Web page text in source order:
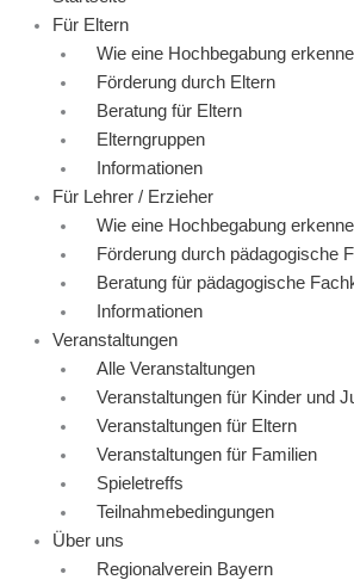
Für Eltern
Wie eine Hochbegabung
Förderung durch Eltern
Beratung für Eltern
Elterngruppen
Informationen
Für Lehrer / Erzieher
Wie eine Hochbegabung
Förderung durch pädagogische
Beratung für pädagogische
Informationen
Veranstaltungen
Alle Veranstaltungen
Veranstaltungen für Kinder und
Veranstaltungen für Eltern
Veranstaltungen für Familien
Spieletreffs
Teilnahmebedingungen
Über uns
Regionalverein Bayern